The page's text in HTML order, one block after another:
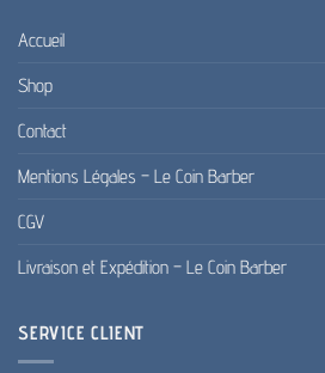
Accueil
Shop
Contact
Mentions Légales – Le Coin Barber
CGV
Livraison et Expédition – Le Coin Barber
SERVICE CLIENT